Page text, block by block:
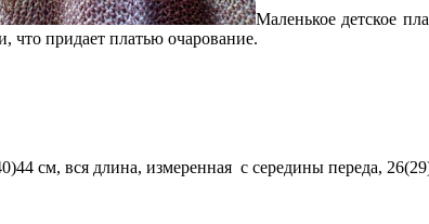
Маленькое детское
придает платью очарование.
см, вся длина, измеренная с середины переда,